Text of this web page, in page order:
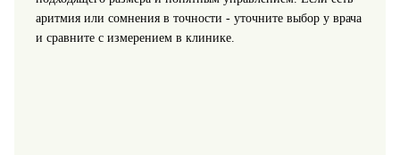
аритмия или сомнения в точности - уточните выбор у врача
и сравните с измерением в клинике.